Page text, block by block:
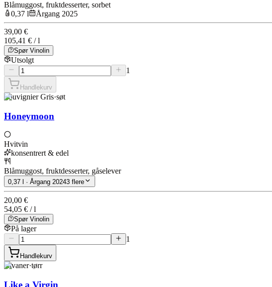
Blåmuggost, fruktdesserter, sorbet
0,37 l
Årgang 2025
39,00 €
105,41 € / l
Spør Vinolin
Utsolgt
1
Handlekurv
Souvignier Gris·søt
Honeymoon
Hvitvin
konsentrert & edel
Blåmuggost, fruktdesserter, gåselever
0,37 l · Årgang 20243 flere
20,00 €
54,05 € / l
Spør Vinolin
På lager
1
Handlekurv
Rivaner·tørr
Like a Virgin